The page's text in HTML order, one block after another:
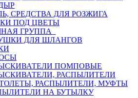
СРЕДСТВА ДЛЯ РОЗЖИГА
ПОД ЦВЕТЫ
ГРУППА
ДЛЯ ШЛАНГОВ
ПОМПОВЫЕ
РАСПЫЛИТЕЛИ
РАСПЫЛИТЕЛИ, МУФТЫ
НА БУТЫЛКУ